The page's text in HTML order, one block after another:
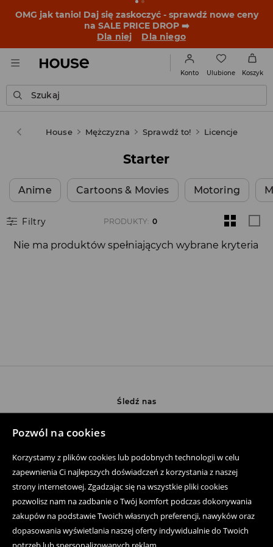
Pozwól na cookies
Korzystamy z plików cookies lub podobnych technologii w celu
zapewnienia Ci najlepszych doświadczeń z korzystania z naszej
strony internetowej. Zgadzając się na wszystkie pliki cookies
pozwolisz nam na zadbanie o Twój komfort podczas dokonywania
zakupów na podstawie Twoich własnych preferencji, nawyków oraz
dopasowania wyświetlania naszej oferty indywidualnie do Twoich
OMG jak tanio! Daj się zaskoczyć - sprawdź nowe ceny
na SALE PRICE DROP ➡️
Dla niej
Dla niego
Konto Ulubione Koszyk
Szukaj
House Mężczyzna Sprawdź to! Licencje
Starter
Anime Cartoons & Movies Motoring
Filtry PRODUKTY: 0
Nie ma produktów spełniających wybrane kryteria
Śledź nas
Zakup produktów on-line
Aplikacja mobilna
Regulaminy